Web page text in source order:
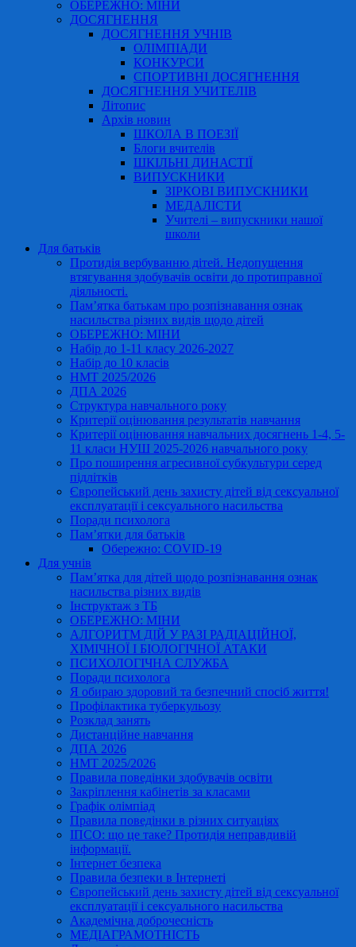
ОБЕРЕЖНО: МІНИ
ДОСЯГНЕННЯ
ДОСЯГНЕННЯ УЧНІВ
ОЛІМПІАДИ
КОНКУРСИ
СПОРТИВНІ ДОСЯГНЕННЯ
ДОСЯГНЕННЯ УЧИТЕЛІВ
Літопис
Архів новин
ШКОЛА В ПОЕЗІЇ
Блоги вчителів
ШКІЛЬНІ ДИНАСТІЇ
ВИПУСКНИКИ
ЗІРКОВІ ВИПУСКНИКИ
МЕДАЛІСТИ
Учителі – випускники нашої
школи
Для батьків
Протидія вербуванню дітей. Недопущення
втягування здобувачів освіти до протиправної
діяльності.
Пам’ятка батькам про розпізнавання ознак
насильства різних видів щодо дітей
ОБЕРЕЖНО: МІНИ
Набір до 1-11 класу 2026-2027
Набір до 10 класів
НМТ 2025/2026
ДПА 2026
Структура навчального року
Критерії оцінювання результатів навчання
Критерії оцінювання навчальних досягнень 1-4, 5-
11 класи НУШ 2025-2026 навчального року
Про поширення агресивної субкультури серед
підлітків
Європейський день захисту дітей від сексуальної
експлуатації і сексуального насильства
Поради психолога
Пам’ятки для батьків
Обережно: COVID-19
Для учнів
Пам’ятка для дітей щодо розпізнавання ознак
насильства різних видів
Інструктаж з ТБ
ОБЕРЕЖНО: МІНИ
АЛГОРИТМ ДІЙ У РАЗІ РАДІАЦІЙНОЇ,
ХІМІЧНОЇ І БІОЛОГІЧНОЇ АТАКИ
ПСИХОЛОГІЧНА СЛУЖБА
Поради психолога
Я обираю здоровий та безпечний спосіб життя!
Профілактика туберкульозу
Розклад занять
Дистанційне навчання
ДПА 2026
НМТ 2025/2026
Правила поведінки здобувачів освіти
Закріплення кабінетів за класами
Графік олімпіад
Правила поведінки в різних ситуаціях
ІПСО: що це таке? Протидія неправдивій
інформації.
Інтернет безпека
Правила безпеки в Інтернеті
Європейський день захисту дітей від сексуальної
експлуатації і сексуального насильства
Академічна доброчесність
МЕДІАГРАМОТНІСТЬ